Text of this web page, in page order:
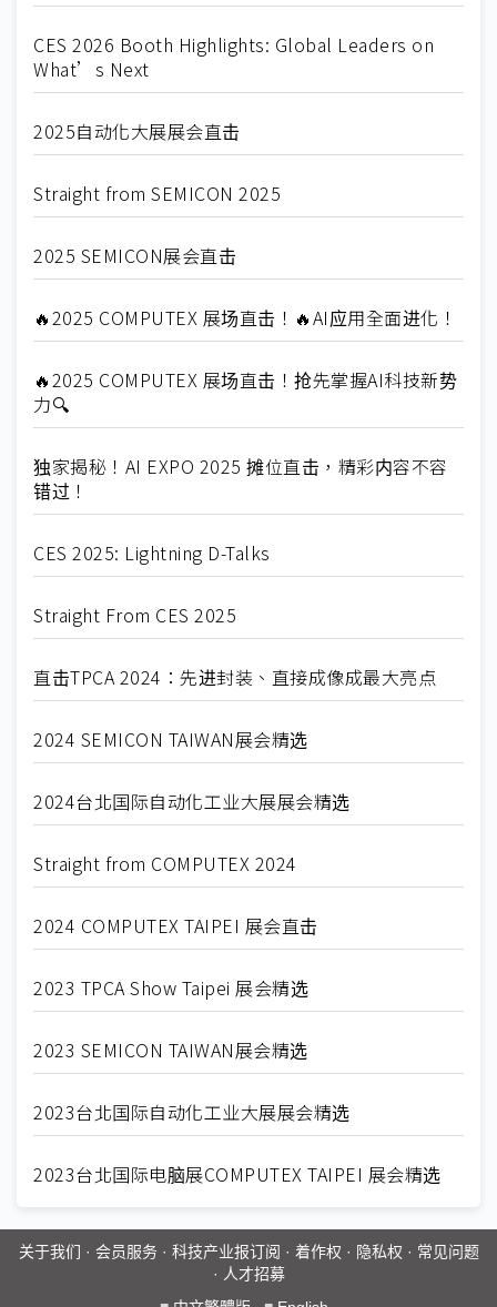
CES 2026 Booth Highlights: Global Leaders on
What’s Next
2025自动化大展展会直击
Straight from SEMICON 2025
2025 SEMICON展会直击
🔥2025 COMPUTEX 展场直击！🔥AI应用全面进化！
🔥2025 COMPUTEX 展场直击！抢先掌握AI科技新势
力🔍
独家揭秘！AI EXPO 2025 摊位直击，精彩内容不容
错过！
CES 2025: Lightning D-Talks
Straight From CES 2025
直击TPCA 2024：先进封装、直接成像成最大亮点
2024 SEMICON TAIWAN展会精选
2024台北国际自动化工业大展展会精选
Straight from COMPUTEX 2024
2024 COMPUTEX TAIPEI 展会直击
2023 TPCA Show Taipei 展会精选
2023 SEMICON TAIWAN展会精选
2023台北国际自动化工业大展展会精选
2023台北国际电脑展COMPUTEX TAIPEI 展会精选
关于我们 · 会员服务· 科技产业报订阅 · 着作权 · 隐私权 · 常见问题
· 人才招募